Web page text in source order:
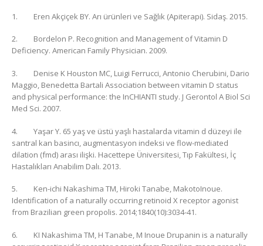
1. Eren Akçiçek BY. Arı ürünleri ve Sağlık (Apiterapi). Sidaş. 2015.
2. Bordelon P. Recognition and Management of Vitamin D
Deficiency. American Family Physician. 2009.
3. Denise K Houston MC, Luigi Ferrucci, Antonio Cherubini, Dario
Maggio, Benedetta Bartali Association between vitamin D status
and physical performance: the InCHIANTI study. J Gerontol A Biol Sci
Med Sci. 2007.
4. Yaşar Y. 65 yaş ve üstü yaşlı hastalarda vitamin d düzeyi ile
santral kan basincı, augmentasyon indeksi ve flow-mediated
dilation (fmd) arası ilişki. Hacettepe Üniversitesi, Tıp Fakültesi, İç
Hastalıkları Anabilim Dalı. 2013.
5. Ken-ichi Nakashima TM, Hiroki Tanabe, MakotoInoue.
Identification of a naturally occurring retinoid X receptor agonist
from Brazilian green propolis. 2014;1840(10):3034-41.
6. KI Nakashima TM, H Tanabe, M Inoue Drupanin is a naturally